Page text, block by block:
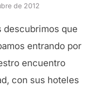
de 2012
descubrimos que
entrando por
encuentro
con sus hoteles